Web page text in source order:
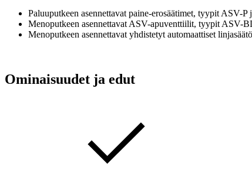
Paluuputkeen asennettavat paine-erosäätimet, tyypit ASV-
Menoputkeen asennettavat ASV-apuventtiilit, tyypit ASV-
Menoputkeen asennettavat yhdistetyt automaattiset
Ominaisuudet ja edut